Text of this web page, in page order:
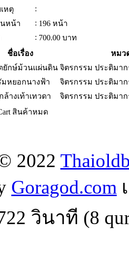
หตุ
:
หน้า
: 196 หน้า
: 700.00 บาท
ชื่อเรื่อง
หมว
ยักษ์ม้วนแผ่นดิน จิตรกรรม ประติมา
มหยอกนางฟ้า
จิตรกรรม ประติมา
างเท้าเทวดา
จิตรกรรม ประติมา
สินค้าหมด
2022
Goragod.com
วินาที (8